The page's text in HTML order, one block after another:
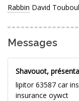
Rabbin David
Messages
Shavouot,
lipitor 63587 car
insurance oywct